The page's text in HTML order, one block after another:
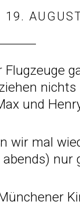
19.
und
wir mal
nur